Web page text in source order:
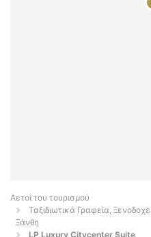
Αετοί του τουρισμού
Ταξιδιωτικά Γραφεία,
Ξάνθη
LP Luxury Citycenter Suite